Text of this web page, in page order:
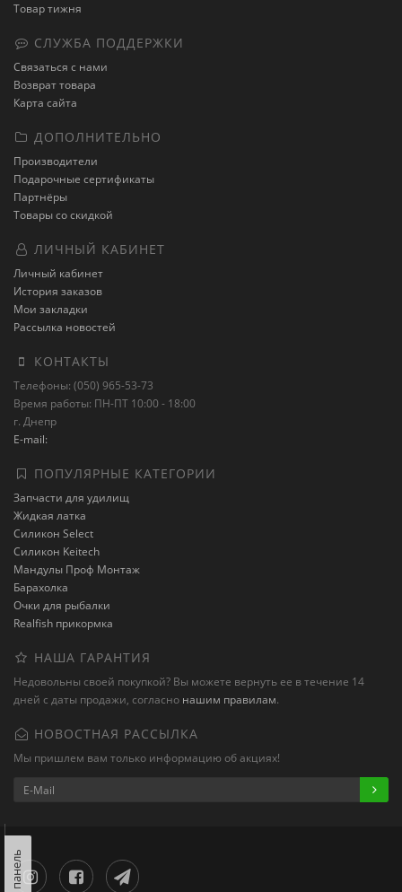
Товар тижня
СЛУЖБА ПОДДЕРЖКИ
Связаться с нами
Возврат товара
Карта сайта
ДОПОЛНИТЕЛЬНО
Производители
Подарочные сертификаты
Партнёры
Товары со скидкой
ЛИЧНЫЙ КАБИНЕТ
Личный кабинет
История заказов
Мои закладки
Рассылка новостей
КОНТАКТЫ
Телефоны: (050) 965-53-73
Время работы: ПН-ПТ 10:00 - 18:00
г. Днепр
E-mail:
ПОПУЛЯРНЫЕ КАТЕГОРИИ
Запчасти для удилищ
Жидкая латка
Силикон Select
Силикон Keitech
Мандулы Проф Монтаж
Барахолка
Очки для рыбалки
Realfish прикормка
НАША ГАРАНТИЯ
Недовольны своей покупкой? Вы можете вернуть ее в течение 14
дней с даты продажи, согласно нашим правилам.
НОВОСТНАЯ РАССЫЛКА
Мы пришлем вам только информацию об акциях!